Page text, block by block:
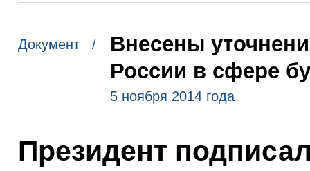
Документ /
Внесены
России в сфере
5 ноября 2014 года
Президент